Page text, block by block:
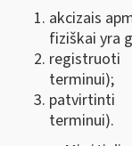
akcizais
fiziškai yra
terminui);
terminui).